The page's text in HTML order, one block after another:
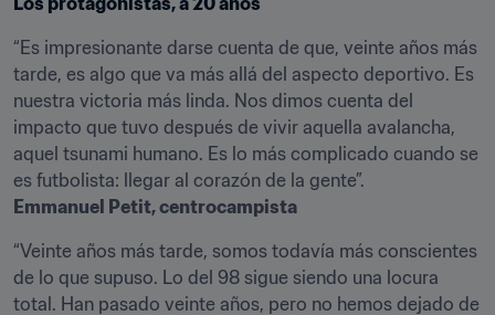
“Es impresionante darse cuenta de que, veinte años más
tarde, es algo que va más allá del aspecto deportivo. Es
nuestra victoria más linda. Nos dimos cuenta del
impacto que tuvo después de vivir aquella avalancha,
aquel tsunami humano. Es lo más complicado cuando se
Emmanuel Petit, centrocampista
“Veinte años más tarde, somos todavía más conscientes
de lo que supuso. Lo del 98 sigue siendo una locura
total. Han pasado veinte años, pero no hemos dejado de